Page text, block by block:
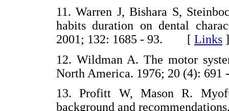
11. Warren J, Bishara S,
habits duration on dental
2001; 132: 1685 - 93. [ Links ]
12. Wildman A. The motor
North America. 1976; 20 (4):
13. Profitt W, Mason R.
background and